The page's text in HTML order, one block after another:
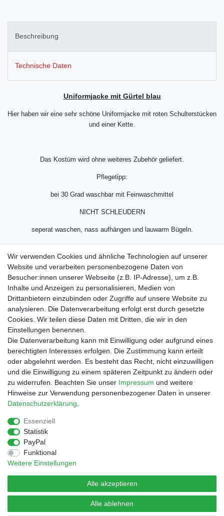
Beschreibung
Technische Daten
Uniformjacke mit Gürtel blau
Hier haben wir eine sehr schöne Uniformjacke mit roten Schulterstücken
und einer Kette.
Das Kostüm wird ohne weiteres Zubehör geliefert.
Pflegetipp:
bei 30 Grad waschbar mit Feinwaschmittel
NICHT SCHLEUDERN
seperat waschen, nass aufhängen und lauwarm Bügeln.
Shop
Zahlungs- und Versandbedingungen
Warenkorb
Kasse
Mein Konto
Kontakt
Facebook
Service
Impressum
Widerrufs­recht
Wir verwenden Cookies und ähnliche Technologien auf unserer
Website und verarbeiten personenbezogene Daten von
Besucher:innen unserer Webseite (z.B. IP-Adresse), um z.B.
Inhalte und Anzeigen zu personalisieren, Medien von
Drittanbietern einzubinden oder Zugriffe auf unsere Website zu
analysieren. Die Datenverarbeitung erfolgt erst durch gesetzte
Cookies. Wir teilen diese Daten mit Dritten, die wir in den
Einstellungen benennen.
Die Datenverarbeitung kann mit Einwilligung oder aufgrund eines
berechtigten Interesses erfolgen. Die Zustimmung kann erteilt
oder abgelehnt werden. Es besteht das Recht, nicht einzuwilligen
und die Einwilligung zu einem späteren Zeitpunkt zu ändern oder
zu widerrufen. Beachten Sie unser Impressum und weitere
Hinweise zur Verwendung personenbezogener Daten in unserer
Daten­schutz­erklärung
Essenziell
Statistik
PayPal
Funktional
Weitere Einstellungen
Alle akzeptieren
Alle ablehnen